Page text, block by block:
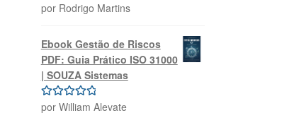
Avaliação
por Rodrigo Martins
Ebook Gestão de Riscos
PDF: Guia Prático ISO 31000
| SOUZA Sistemas
Avaliação5
por William Alevate